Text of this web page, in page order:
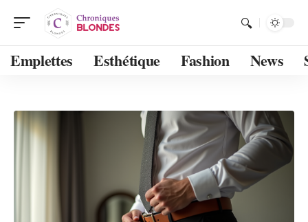
Emplettes Esthétique Fashion News